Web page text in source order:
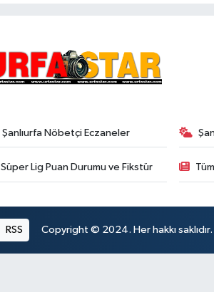
Şanlıurfa Nöbetçi Eczaneler
Süper Lig Puan Durumu ve Fikstür
RSS Copyright © 2024. Her hakkı saklıdır.